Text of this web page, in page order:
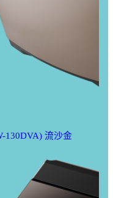
130DVA) 流沙金